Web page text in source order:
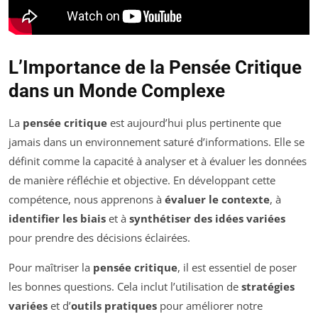
L’Importance de la Pensée Critique
dans un Monde Complexe
La pensée critique est aujourd’hui plus pertinente que
jamais dans un environnement saturé d’informations. Elle se
définit comme la capacité à analyser et à évaluer les données
de manière réfléchie et objective. En développant cette
compétence, nous apprenons à évaluer le contexte, à
identifier les biais et à synthétiser des idées variées
pour prendre des décisions éclairées.
Pour maîtriser la pensée critique, il est essentiel de poser
les bonnes questions. Cela inclut l’utilisation de stratégies
variées et d’outils pratiques pour améliorer notre